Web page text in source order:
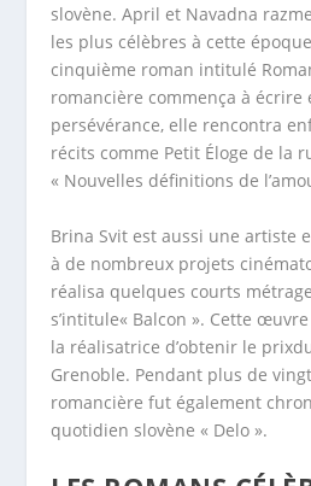
slovène. April et Navadna
les plus célèbres à cette
cinquième roman intitulé
romancière commença à écrire
persévérance, elle rencontra
récits comme Petit Éloge de la
« Nouvelles définitions de
Brina Svit est aussi une artiste
à de nombreux projets
réalisa quelques courts
s’intitule« Balcon ». Cette
la réalisatrice d’obtenir le
Grenoble. Pendant plus de
romancière fut également
quotidien slovène « Delo ».